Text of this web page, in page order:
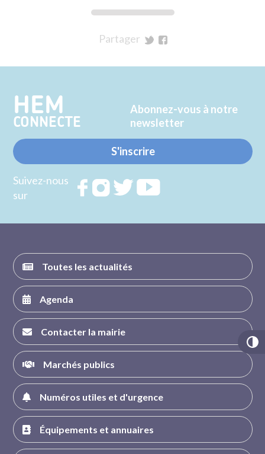
Partager
Twitter
Facebook
HEM
CONNECTE
Abonnez-vous à notre
newsletter
S'inscrire
Suivez-nous
sur
RejoignezRejoignezRejoignez
Toutes les actualités
Agenda
Contacter la mairie
Marchés publics
Numéros utiles et d'urgence
Équipements et annuaires